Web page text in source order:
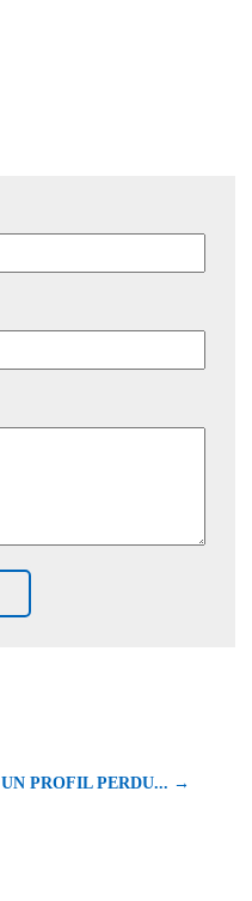
UN PROFIL PERDU... →